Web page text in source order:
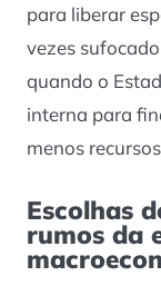
para liberar
vezes
quando o
interna para
menos
Escolhas
rumos da